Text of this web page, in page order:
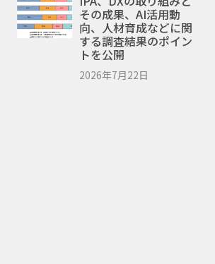
その成果、AI活用動
向、人材育成などに関
する調査結果のポイン
トを公開
2026年7月22日